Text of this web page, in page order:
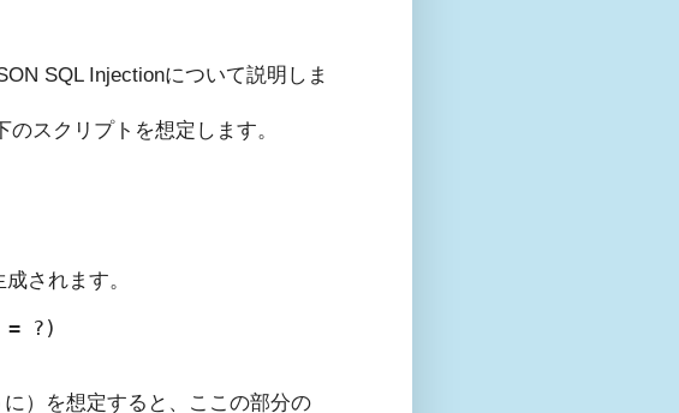
SQL Injectionについて説明しま
スクリプトを想定します。
されます。
= ?)
）を想定すると、ここの部分の